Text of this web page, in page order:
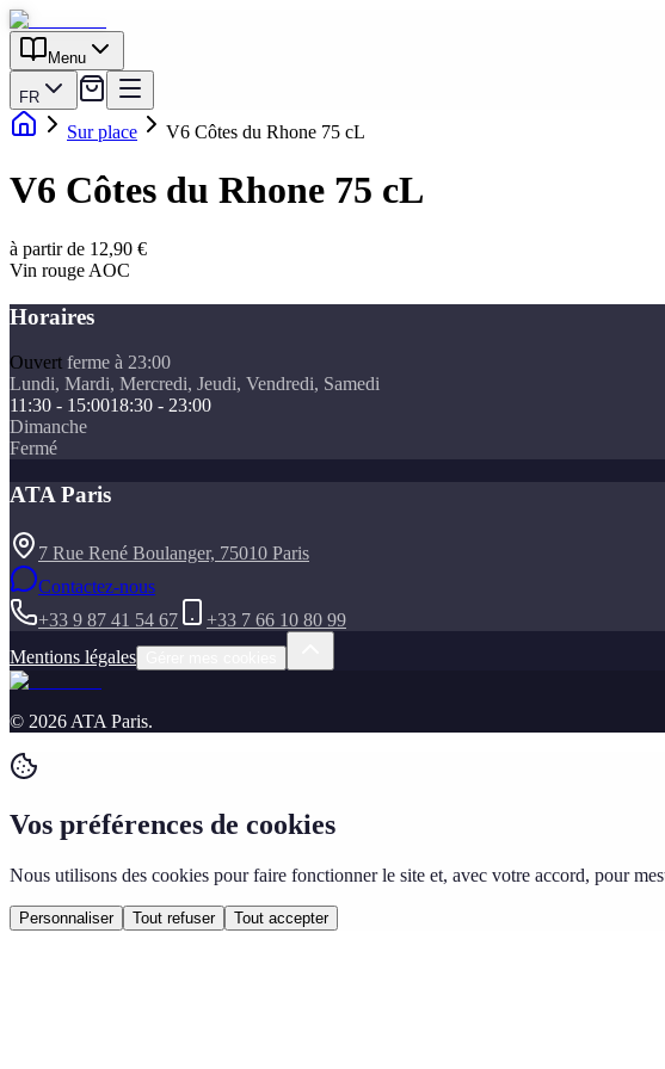
Menu
FR
Sur place V6 Côtes du Rhone 75 cL
V6 Côtes du Rhone 75 cL
à partir de 12,90 €
Vin rouge AOC
Horaires
Ouvert ferme à 23:00
Lundi, Mardi, Mercredi, Jeudi, Vendredi, Samedi
11:30 - 15:0018:30 - 23:00
Dimanche
Fermé
ATA Paris
7 Rue René Boulanger, 75010 Paris
Contactez-nous
+33 9 87 41 54 67
+33 7 66 10 80 99
Mentions légales
© 2026 ATA Paris.
Vos préférences de cookies
Nous utilisons des cookies pour faire fonctionner le site et, avec votre accord, pour
Personnaliser Tout refuser Tout accepter